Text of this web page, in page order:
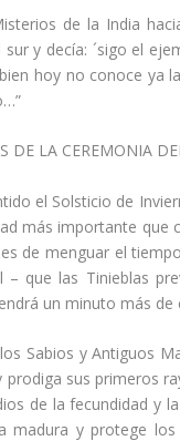
de la India
sur y decía: ´sigo el
hoy no conoce ya
DE LA CEREMONIA
el Solsticio de
más importante que
de menguar el
– que las Tinieblas
un minuto más
Sabios y Antiguos
prodiga sus primeros
de la fecundidad y
madura y protege